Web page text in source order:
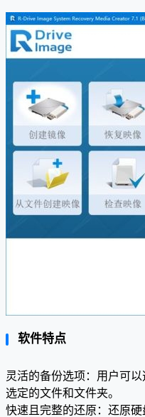
软件特点
灵活的备份选项：用户可
选定的文件和文件夹。
快速且完整的还原：还原硬